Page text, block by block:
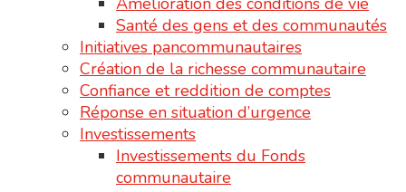
Santé des gens et des communautés
Initiatives pancommunautaires
Création de la richesse communautaire
Confiance et reddition de comptes
Réponse en situation d’urgence
Investissements
Investissements du Fonds
communautaire